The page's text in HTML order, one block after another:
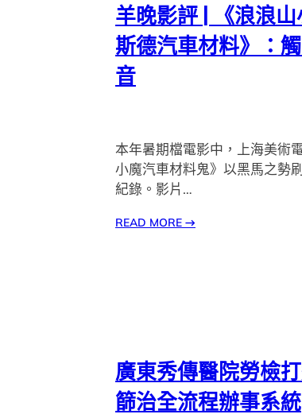
羊晚影評 | 《浪浪
斯德汽車材料》：
音
本年暑期檔電影中，上海美術
小魔汽車材料鬼》以黑馬之勢
紀錄。影片…
READ MORE →
廣東秀傳醫院勞檢
篩治全流程辦事系統